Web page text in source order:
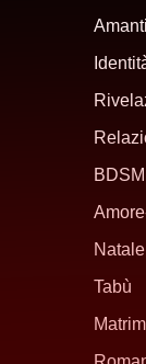
BDSM
Natale
Tabù